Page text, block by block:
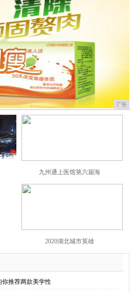
广告
九州通上医馆第六届海
2020湖北城市英雄
推荐两款美学性